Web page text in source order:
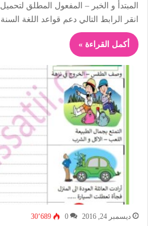
المبتدأ و الخبر – المفعول المطلق
انقر الرابط التالي دعم قواعد اللغة
أكمل القراءة »
ديسمبر 24, 2016 0 30٬689